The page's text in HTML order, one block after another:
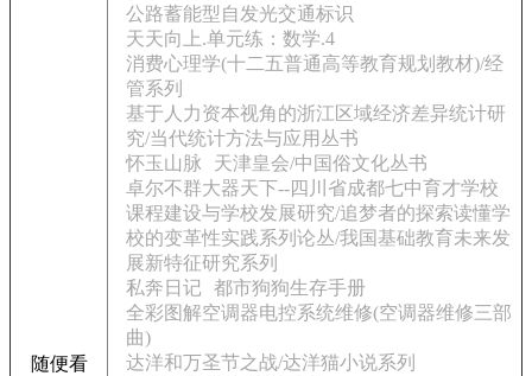
随便看
公路蓄能型自发光交通标识
天天向上.单元练：数学.4
消费心理学(十二五普通高等教育规划教材)/经
管系列
基于人力资本视角的浙江区域经济差异统计研
究/当代统计方法与应用丛书
怀玉山脉
天津皇会/中国俗文化丛书
卓尔不群大器天下--四川省成都七中育才学校
课程建设与学校发展研究/追梦者的探索读懂学
校的变革性实践系列论丛/我国基础教育未来发
展新特征研究系列
私奔日记
都市狗狗生存手册
全彩图解空调器电控系统维修(空调器维修三部
曲)
达洋和万圣节之战/达洋猫小说系列